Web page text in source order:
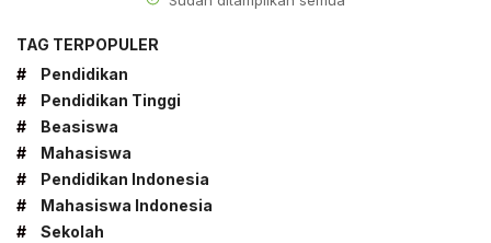
TAG TERPOPULER
#
Pendidikan
#
Pendidikan Tinggi
#
Beasiswa
#
Mahasiswa
#
Pendidikan Indonesia
#
Mahasiswa Indonesia
#
Sekolah